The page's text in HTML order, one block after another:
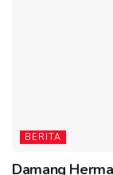
BERITA
Damang